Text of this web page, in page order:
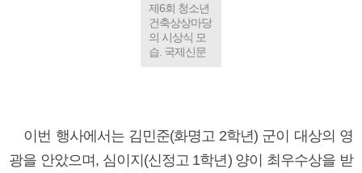
제6회 청소년
건축상상마당
의 시상식 모
습. 국제신문
이번 행사에서는 김민준(화명고 2학년) 군이 대상의 영
광을 안았으며, 심이지(신정고 1학년) 양이 최우수상을 받